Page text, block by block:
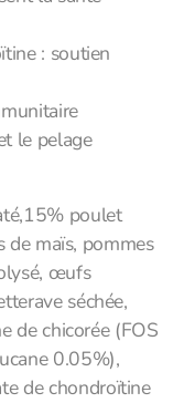
: soutien
le pelage
poulet
de maïs, pommes
œufs
séchée,
de chicorée (FOS
0.05%),
de chondroïtine